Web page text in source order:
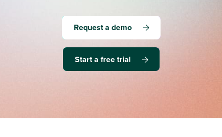
Request a demo
Start a free trial